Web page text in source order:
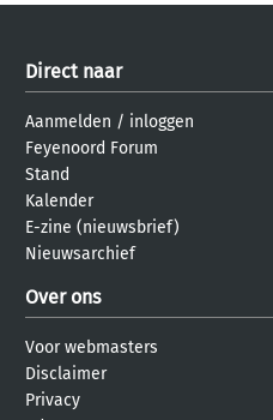
Direct naar
Aanmelden / inloggen
Feyenoord Forum
Stand
Kalender
E-zine (nieuwsbrief)
Nieuwsarchief
Over ons
Voor webmasters
Disclaimer
Privacy